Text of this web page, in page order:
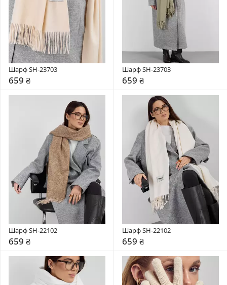
Шарф SH-23703
659 ₴
Шарф SH-23703
659 ₴
Шарф SH-22102
659 ₴
Шарф SH-22102
659 ₴